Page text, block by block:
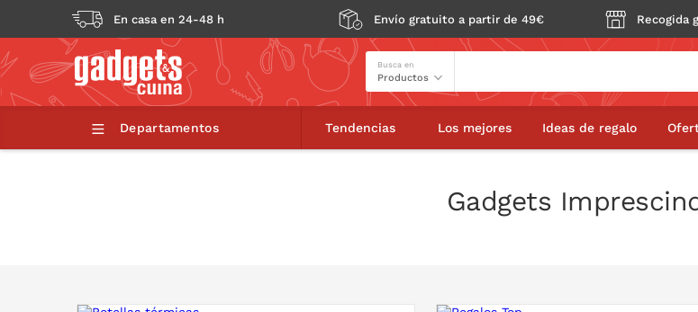
En casa en 24-48 h Envío gratuito a partir de 49€ Recogida
Busca en
Departamentos Tendencias Los mejores Ideas de regalo
Gadgets